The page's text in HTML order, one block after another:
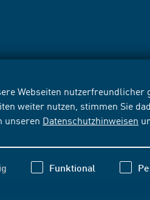
Webseiten nutzerfreundlicher
weiter nutzen, stimmen Sie
unseren Datenschutzhinweisen
Funktional